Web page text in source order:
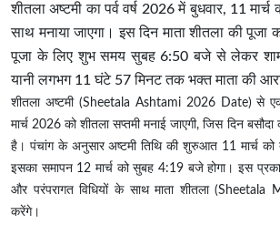
शीतला अष्टमी का पर्व वर्ष 2026 में बुधवार, 11
साथ मनाया जाएगा। इस दिन माता शीतला की पूजा
पूजा के लिए शुभ समय सुबह 6:50 बजे से लेकर
यानी लगभग 11 घंटे 57 मिनट तक भक्त माता की
शीतला अष्टमी (Sheetala Ashtami 2026 Date) से
मार्च 2026 को शीतला सप्तमी मनाई जाएगी, जिस दिन
है। पंचांग के अनुसार अष्टमी तिथि की शुरुआत 11 मार्च
इसका समापन 12 मार्च को सुबह 4:19 बजे होगा। इस
और परंपरागत विधियों के साथ माता शीतला (Sheetala
करेंगे।